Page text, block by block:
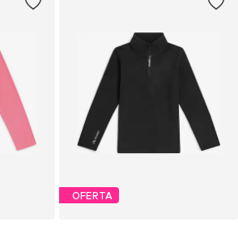
OFERTA